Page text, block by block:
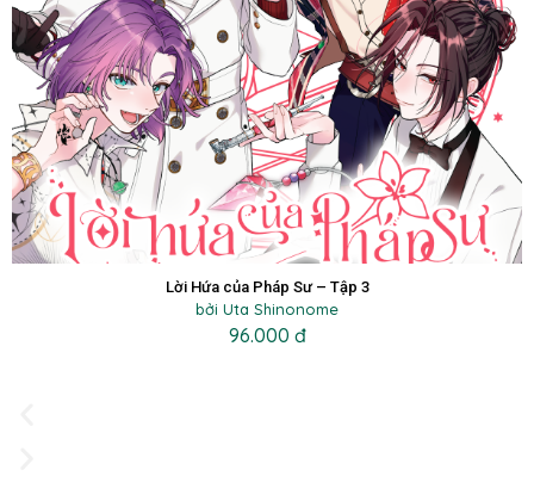
Lời Hứa của Pháp Sư – Tập 3
bởi Uta Shinonome
96.000 đ